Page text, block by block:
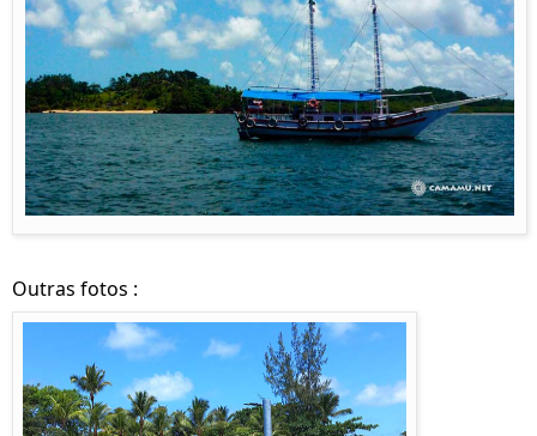
Outras fotos :